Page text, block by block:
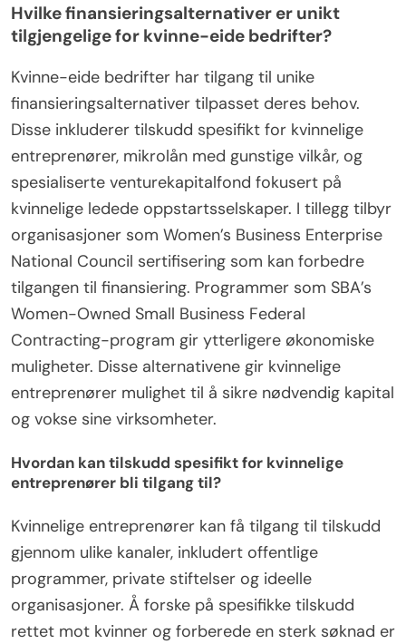
Hvilke finansieringsalternativer er unikt
tilgjengelige for kvinne-eide bedrifter?
Kvinne-eide bedrifter har tilgang til unike
finansieringsalternativer tilpasset deres behov.
Disse inkluderer tilskudd spesifikt for kvinnelige
entreprenører, mikrolån med gunstige vilkår, og
spesialiserte venturekapitalfond fokusert på
kvinnelige ledede oppstartsselskaper. I tillegg tilbyr
organisasjoner som Women’s Business Enterprise
National Council sertifisering som kan forbedre
tilgangen til finansiering. Programmer som SBA’s
Women-Owned Small Business Federal
Contracting-program gir ytterligere økonomiske
muligheter. Disse alternativene gir kvinnelige
entreprenører mulighet til å sikre nødvendig kapital
og vokse sine virksomheter.
Hvordan kan tilskudd spesifikt for kvinnelige
entreprenører bli tilgang til?
Kvinnelige entreprenører kan få tilgang til tilskudd
gjennom ulike kanaler, inkludert offentlige
programmer, private stiftelser og ideelle
organisasjoner. Å forske på spesifikke tilskudd
rettet mot kvinner og forberede en sterk søknad er